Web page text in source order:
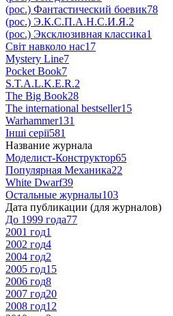
(рос.) Фантастический боевик78
(рос.) Э.К.С.П.А.Н.С.И.Я.2
(рос.) Эксклюзивная классика1
Світ навколо нас17
Mystery Line7
Pocket Book7
S.T.A.L.K.E.R.2
The Big Book28
The international bestseller15
Warhammer131
Інші серії581
Название журнала
Моделист-Конструктор65
Популярная Механика22
White Dwarf39
Остальные журналы103
Дата публикации (для журналов)
До 1999 года77
2001 год1
2002 год4
2004 год2
2005 год15
2006 год8
2007 год20
2008 год12